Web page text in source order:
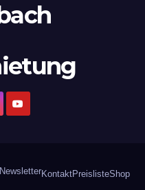
NewsletterKontaktPreislisteShop